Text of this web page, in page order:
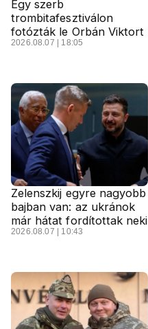
Egy szerb
trombitafesztiválon
fotózták le Orbán Viktort
2026.08.07 | 18:05
Zelenszkij egyre nagyobb
bajban van: az ukránok
már hátat fordítottak neki
2026.08.07 | 10:43